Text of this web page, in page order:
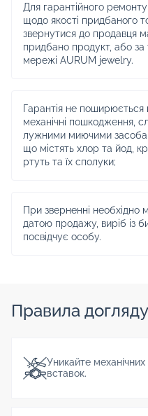
Для гарантійного
щодо якості придбаного
звернутися до продавця
придбано продукт, або за
мережі AURUM jewelry.
Гарантія не
механічні пошкодження,
лужними миючими
що містять хлор та йод,
ртуть та їх сполуки;
При зверненні необхідно
датою продажу, виріб із
посвідчує особу.
Правила догляду
Уникайте
вставок.